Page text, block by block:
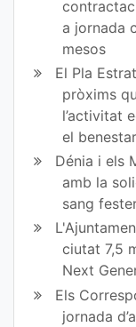
a jornada
mesos
El Pla
pròxims
l’activitat
el
Dénia i els
amb la
sang
ciutat 7,5
Next
Els
jornada